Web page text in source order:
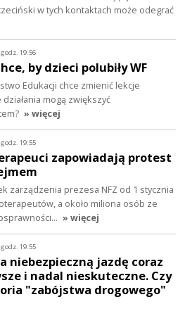
w tych kontaktach może odegrać
godz. 19:56
by dzieci polubiły WF
Edukacji chce zmienić lekcje
mogą zwiększyć
» więcej
godz. 19:55
zapowiadają protest
zarządzenia prezesa NFZ od 1 stycznia
a około miliona osób ze
» więcej
godz. 19:55
niebezpieczną jazdę coraz
i nadal nieskuteczne. Czy
"zabójstwa drogowego"